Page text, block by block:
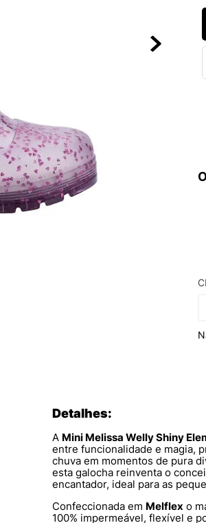
Detalhes:
A Mini Melissa Welly Shiny
entre funcionalidade e magia,
chuva em momentos de pura
esta galocha reinventa o
encantador, ideal para as
Confeccionada em Melflex o
100% impermeável, flexível e